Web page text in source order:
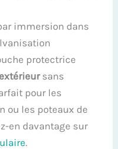
immersion dans
protectrice
sans
pour les
ou les poteaux de
en davantage sur
.